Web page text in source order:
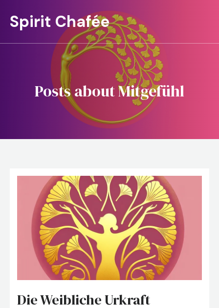
Spirit Chafée
Posts about Mitgefühl
Die Weibliche Urkraft